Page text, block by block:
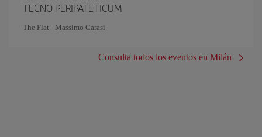
TECNO PERIPATETICUM
The Flat - Massimo Carasi
Consulta todos los eventos en Milán